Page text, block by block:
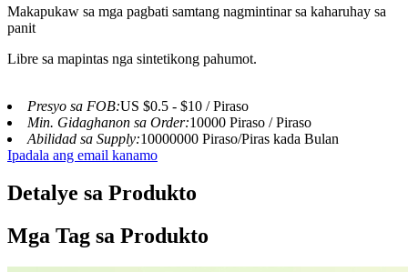
Makapukaw sa mga pagbati samtang nagmintinar sa kaharuhay sa
panit
Libre sa mapintas nga sintetikong pahumot.
Presyo sa FOB:US $0.5 - $10 / Piraso
Min. Gidaghanon sa Order:10000 Piraso / Piraso
Abilidad sa Supply:10000000 Piraso/Piras kada Bulan
Ipadala ang email kanamo
Detalye sa Produkto
Mga Tag sa Produkto